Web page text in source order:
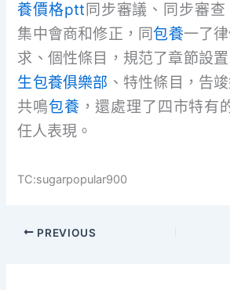
養價格ptt 同步審議、同步審
集中會商和修正，同包養一了
求、個性條目，規范了章節設
生包養俱樂部 、特性條目，告
共鳴包養 ，還處理了四市特有
任人表現。
TC:sugarpopular900
PREVIOUS